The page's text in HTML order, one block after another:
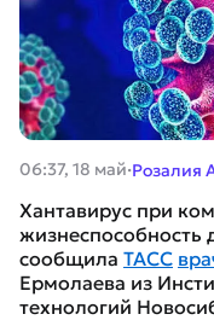
06:37, 18 май·Розалия
Хантавирус при
жизнеспособность
сообщила ТАСС
Ермолаева из
технологий